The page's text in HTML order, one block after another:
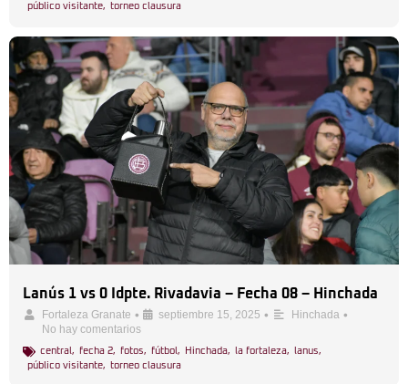
público visitante, torneo clausura
Lanús 1 vs 0 Idpte. Rivadavia – Fecha 08 – Hinchada
Fortaleza Granate • septiembre 15, 2025 • Hinchada •
No hay comentarios
central , fecha 2, fotos, fútbol , Hinchada, la fortaleza, lanus,
público visitante, torneo clausura